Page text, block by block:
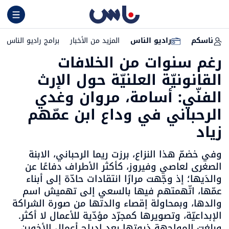
ناسكم راديو الناس المزيد من الأخبار برامج راديو الناس
رغم سنوات من الخلافات
القانونيّة العلنيّة حول الإرث
الفنّي: أسامة، مروان وغدي
الرحباني في وداع ابن عمّهم
زياد
وفي خضمّ هذا النزاع، برزت ريما الرحباني، الابنة
الصغرى لعاصي وفيروز، كأكثر الأطراف دفاعًا عن
والدَيها؛ إذ وجّهت مرارًا انتقادات حادّة إلى أبناء
عمّها، اتّهمتهم فيها بالسعي إلى تهميش اسم
والدها، وبمحاولة إقصاء والدتها من صورة الشراكة
الإبداعيّة، وتصويرها كمجرّد مؤدّية للأعمال لا أكثر.